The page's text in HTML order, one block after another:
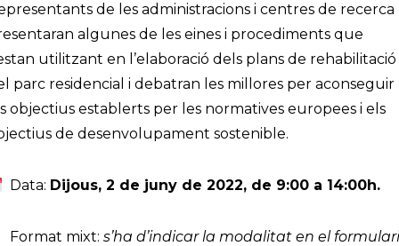
de les administracions i centres de recerca
algunes de les eines i procediments que
utilitzant en l’elaboració dels plans de rehabilitació
parc residencial i debatran les millores per aconseguir
objectius establerts per les normatives europees i els
de desenvolupament sostenible.
Data: Dijous, 2 de juny de 2022, de 9:00 a 14:00h.
Format mixt:s’ha d’indicar la modalitat en el